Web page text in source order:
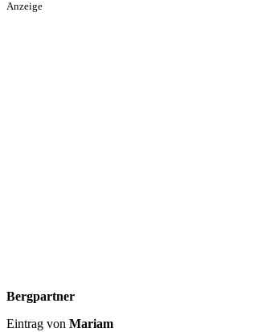
Anzeige
Bergpartner
Eintrag von Mariam